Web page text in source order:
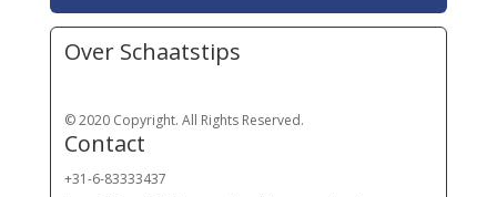
Over Schaatstips
© 2020 Copyright. All Rights Reserved.
Contact
+31-6-83333437